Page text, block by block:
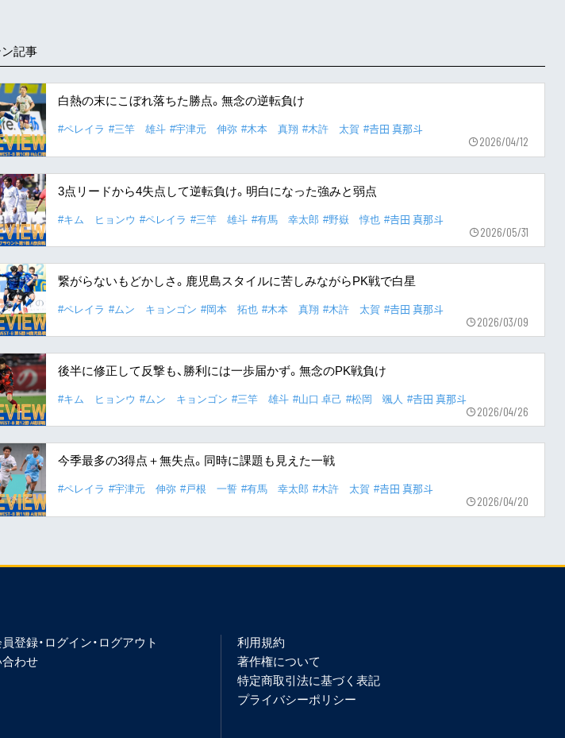
記事
白熱の末にこぼれ落ちた勝点。無念の逆転負け
#ペレイラ #三竿 雄斗 #宇津元 伸弥 #木本 真翔 #木許 太賀 #𠮷田 真那斗
2026/04/12
3点リードから4失点して逆転負け。明白になった強みと弱点
#キム ヒョンウ #ペレイラ #三竿 雄斗 #有馬 幸太郎 #野嶽 惇也 #𠮷田 真那斗
2026/05/31
繋がらないもどかしさ。鹿児島スタイルに苦しみながらPK戦で白星
#ペレイラ #ムン キョンゴン #岡本 拓也 #木本 真翔 #木許 太賀 #𠮷田 真那斗
2026/03/09
後半に修正して反撃も、勝利には一歩届かず。無念のPK戦負け
#キム ヒョンウ #ムン キョンゴン #三竿 雄斗 #山口 卓己 #松岡 颯人 #𠮷田 真那斗
2026/04/26
今季最多の3得点＋無失点。同時に課題も見えた一戦
#ペレイラ #宇津元 伸弥 #戸根 一誓 #有馬 幸太郎 #木許 太賀 #𠮷田 真那斗
2026/04/20
登録・ログイン・ログアウト
わせ
利用規約
著作権について
特定商取引法に基づく表記
プライバシーポリシー